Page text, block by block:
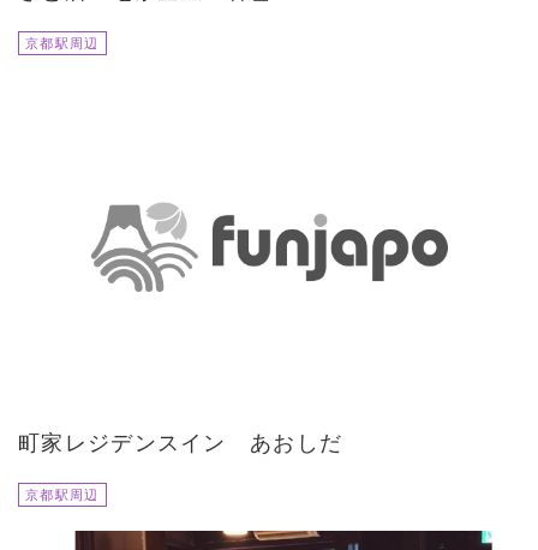
京都駅周辺
町家レジデンスイン あおしだ
京都駅周辺